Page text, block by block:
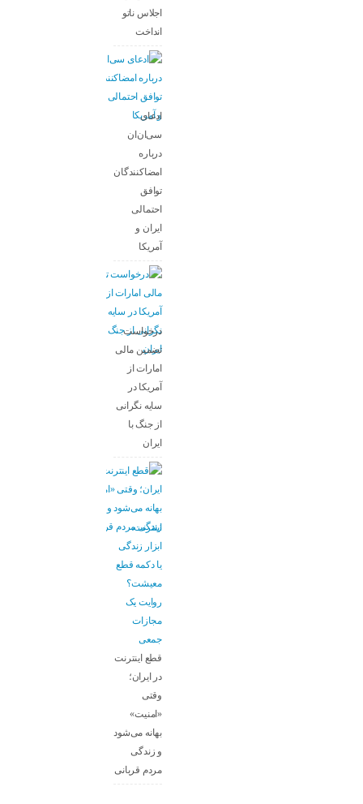
اجلاس ناتو
انداخت
ادعای
سی‌ان‌ان
درباره
امضاکنندگان
توافق
احتمالی
ایران و
آمریکا
درخواست
تضمین مالی
امارات از
آمریکا در
سایه نگرانی
از جنگ با
ایران
اینترنت،
ابزار زندگی
یا دکمه قطع
معیشت؟
روایت یک
مجازات
جمعی
قطع اینترنت
در ایران؛
وقتی
«امنیت»
بهانه می‌شود
و زندگی
مردم قربانی